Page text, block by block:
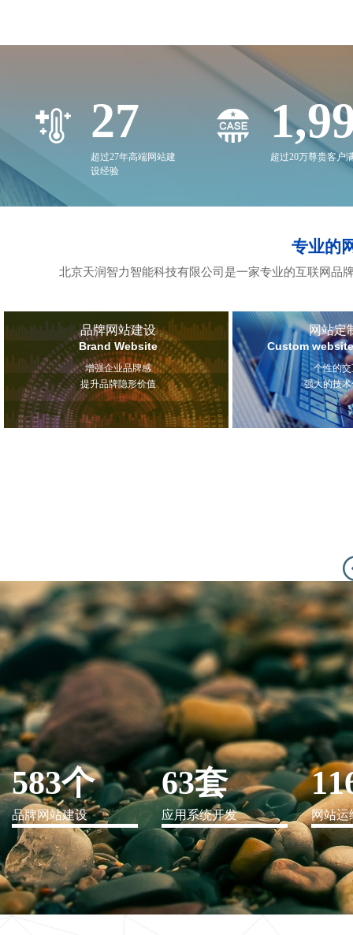
27
超过27年高端网站建
设经验
超过20万尊贵客户
专业的
北京天润智力智能科技有限公司是一家专业的互联网品
品牌网站建设
Brand Website
增强企业品牌感
提升品牌隐形价值
网站定
Custom
个性的
强大的技
IT行业解决方案
信息爆炸时代，信息传递是否做到更新、更全、更
快
583个
品牌网站建设
63套
应用系统开发 网站运